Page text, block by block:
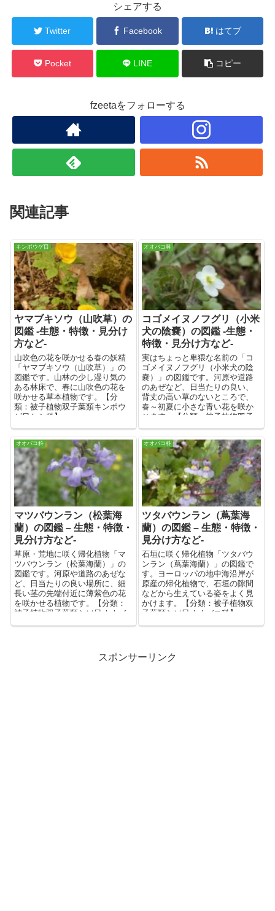
シェアする
Twitter Facebook はてブ
Pocket LINE コピー
fzeetaをフォローする
関連記事
キンポウゲ目
ヤマブキソウ（山吹草）の
図鑑 -生態・特徴・見分け
方など-
山吹色の花を咲かせる春の妖精
「ヤマブキソウ（山吹草）」の
図鑑です。山林の少し湿り気の
ある林床で、春に山吹色の花を
咲かせる草本植物です。【分
類：被子植物双子葉類キンポウ
ゲ目ケシ科】
オオバコ科
コゴメイヌノフグリ（小米
犬の陰嚢）の図鑑 -生態・
特徴・見分け方など-
実はちょっと卑猥な名前の「コ
ゴメイヌノフグリ（小米犬の陰
嚢）」の図鑑です。河原や道路
のあぜなど、日当たりの良い、
背丈の高い草のないところで、
春～初夏に小さな青い花を咲か
せます。【分類：被子植物双子
オオバコ科
マツバウンラン（松葉海
蘭）の図鑑 – 生態・特徴・
見分け方など-
草原・荒地に咲く帰化植物「マ
ツバウンラン（松葉海蘭）」の
図鑑です。河原や道路のあぜな
ど、日当たりの良い場所に、細
長い茎の先端付近に薄紫色の花
を咲かせる植物です。【分類：
被子植物双子葉類シソ目オオバ
オオバコ科
ツタバウンラン（蔦葉海
蘭）の図鑑 – 生態・特徴・
見分け方など-
石垣に咲く帰化植物「ツタバウ
ンラン（蔦葉海蘭）」の図鑑で
す。ヨーロッパの地中海沿岸が
原産の帰化植物で、石垣の隙間
などから生えている姿をよく見
かけます。【分類：被子植物双
子葉類シソ目オオバコ科】
スポンサーリンク